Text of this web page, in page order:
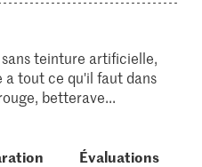
teinture artificielle,
a tout ce qu'il faut dans
betterave...
Évaluations